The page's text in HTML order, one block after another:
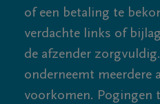
of een betaling te
verdachte links of
de afzender
onderneemt meerdere
voorkomen. Pogingen